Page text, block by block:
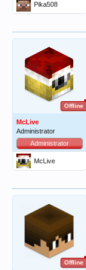
Pika508
Offline
McLive
Administrator
Administrator
McLive
Offline